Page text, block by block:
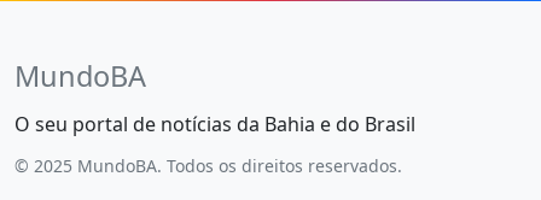
MundoBA
O seu portal de notícias da Bahia e do Brasil
© 2025 MundoBA. Todos os direitos reservados.